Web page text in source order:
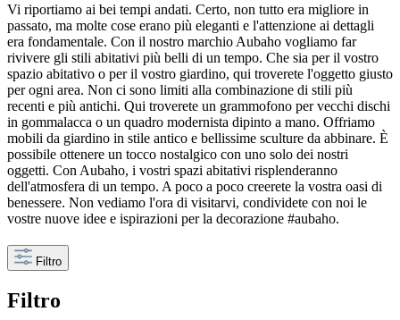
Vi riportiamo ai bei tempi andati. Certo, non tutto era migliore in
passato, ma molte cose erano più eleganti e l'attenzione ai dettagli
era fondamentale. Con il nostro marchio Aubaho vogliamo far
rivivere gli stili abitativi più belli di un tempo. Che sia per il vostro
spazio abitativo o per il vostro giardino, qui troverete l'oggetto giusto
per ogni area. Non ci sono limiti alla combinazione di stili più
recenti e più antichi. Qui troverete un grammofono per vecchi dischi
in gommalacca o un quadro modernista dipinto a mano. Offriamo
mobili da giardino in stile antico e bellissime sculture da abbinare. È
possibile ottenere un tocco nostalgico con uno solo dei nostri
oggetti. Con Aubaho, i vostri spazi abitativi risplenderanno
dell'atmosfera di un tempo. A poco a poco creerete la vostra oasi di
benessere. Non vediamo l'ora di visitarvi, condividete con noi le
vostre nuove idee e ispirazioni per la decorazione #aubaho.
Filtro
Filtro